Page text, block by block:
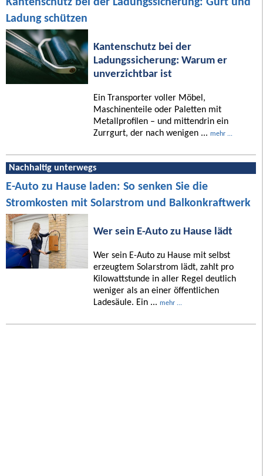
Ladung schützen
Kantenschutz bei der
Ladungssicherung: Warum er
unverzichtbar ist
Ein Transporter voller Möbel,
Maschinenteile oder Paletten mit
Metallprofilen – und mittendrin ein
Zurrgurt, der nach wenigen ... mehr ...
Nachhaltig unterwegs
E-Auto zu Hause laden: So senken Sie die
Stromkosten mit Solarstrom und Balkonkraftwerk
Wer sein E-Auto zu Hause lädt
Wer sein E-Auto zu Hause mit selbst
erzeugtem Solarstrom lädt, zahlt pro
Kilowattstunde in aller Regel deutlich
weniger als an einer öffentlichen
Ladesäule. Ein ... mehr ...